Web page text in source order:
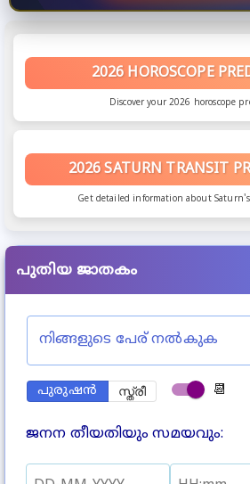
2026 HOROSCOPE
Discover your 2026 horoscope
2026 SATURN TRANSIT
Get detailed information about
പുതിയ ജാതകം
നിങ്ങളുടെ പേര് നൽകുക
പുരുഷൻ സ്ത്രീ 📆
ജനന തീയതിയും സമയവും: